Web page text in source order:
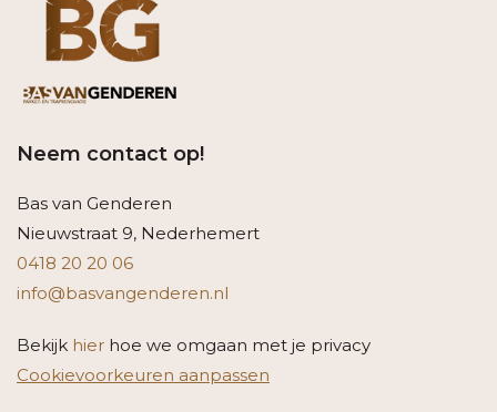
Neem contact op!
Bas van Genderen
Nieuwstraat 9, Nederhemert
0418 20 20 06
info@basvangenderen.nl
Bekijk hier hoe we omgaan met je privacy
Cookievoorkeuren aanpassen